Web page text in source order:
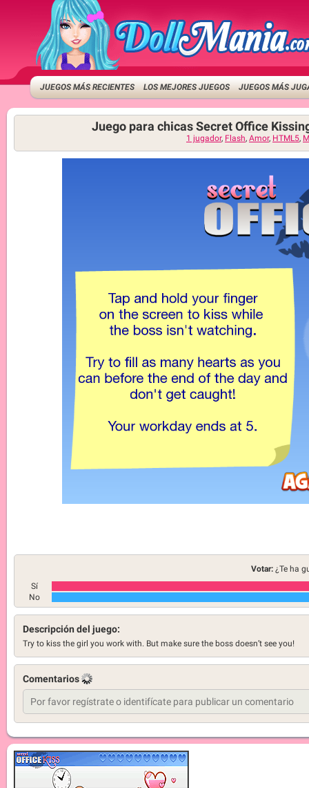
JUEGOS MÁS RECIENTES LOS MEJORES JUEGOS JUEGOS MÁS
Juego para chicas Secret Office
1 jugador, Flash, Amor, HTML5,
Votar: ¿Te ha
Sí
No
Descripción del juego:
Try to kiss the girl you work with. But make sure the boss doesn’t see you!
Comentarios